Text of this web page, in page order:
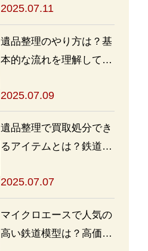
2025.07.11
遺品整理のやり方は？基
本的な流れを理解して買
めよう
2025.07.09
遺品整理で買取処分でき
るアイテムとは？鉄道グ
も
2025.07.07
マイクロエースで人気の
高い鉄道模型は？高価買